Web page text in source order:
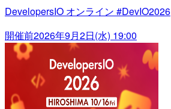
DevelopersIO オンライン #DevIO2026
開催前2026年9月2日(水) 19:00